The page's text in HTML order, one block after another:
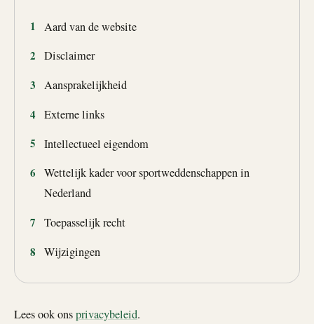
Aard van de website
Disclaimer
Aansprakelijkheid
Externe links
Intellectueel eigendom
Wettelijk kader voor sportweddenschappen in
Nederland
Toepasselijk recht
Wijzigingen
Lees ook onsprivacybeleid.